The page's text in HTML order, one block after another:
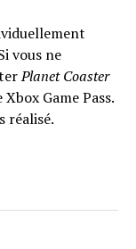
vous ne
Planet Coaster
Game Pass.
réalisé.